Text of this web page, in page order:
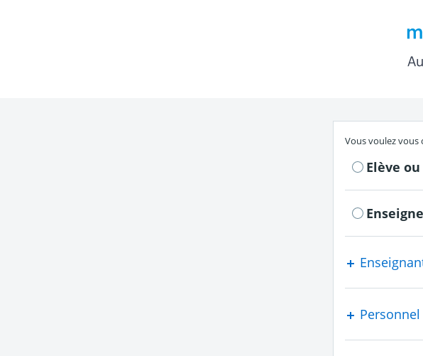
Vous voulez vous
Elève